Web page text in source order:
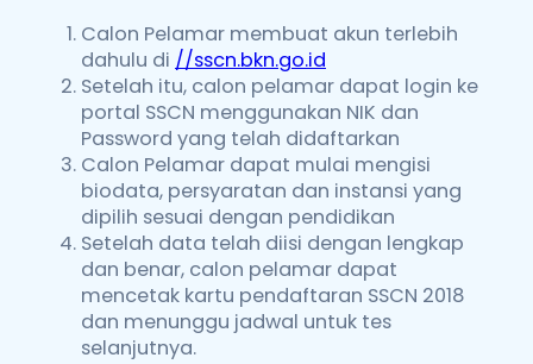
Calon Pelamar membuat akun terlebih
dahulu di //sscn.bkn.go.id
Setelah itu, calon pelamar dapat login ke
portal SSCN menggunakan NIK dan
Password yang telah didaftarkan
Calon Pelamar dapat mulai mengisi
biodata, persyaratan dan instansi yang
dipilih sesuai dengan pendidikan
Setelah data telah diisi dengan lengkap
dan benar, calon pelamar dapat
mencetak kartu pendaftaran SSCN 2018
dan menunggu jadwal untuk tes
selanjutnya.